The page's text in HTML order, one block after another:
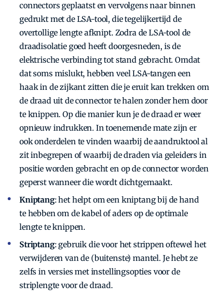
connectors geplaatst en vervolgens naar binnen
gedrukt met de LSA-tool, die tegelijkertijd de
overtollige lengte afknipt. Zodra de LSA-tool de
draadisolatie goed heeft doorgesneden, is de
elektrische verbinding tot stand gebracht. Omdat
dat soms mislukt, hebben veel LSA-­tangen een
haak in de zijkant zitten die je eruit kan trekken om
de draad uit de connector te halen zonder hem door
te knippen. Op die manier kun je de draad er weer
opnieuw indrukken. In toenemende mate zijn er
ook onderdelen te vinden waarbij de aandruktool al
zit inbegrepen of waarbij de draden via geleiders in
positie worden gebracht en op de connector worden
geperst wanneer die wordt dichtgemaakt.
Kniptang: het helpt om een kniptang bij de hand
te ­hebben om de kabel of aders op de optimale
lengte te knippen.
Striptang: gebruik die voor het strippen oftewel het
verwijderen van de (buitenste) mantel. Je hebt ze
zelfs in versies met instellingsopties voor de
striplengte voor de draad.